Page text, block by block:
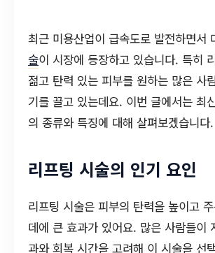
최근 미용산업이 급속도로 발전하면서
술이 시장에 등장하고 있습니다. 특히
젊고 탄력 있는 피부를 원하는 많은 사
기를 끌고 있는데요. 이번 글에서는 최
의 종류와 특징에 대해 살펴보겠습니다.
리프팅 시술의 인기 요인
리프팅 시술은 피부의 탄력을 높이고
데에 큰 효과가 있어요. 많은 사람들이
과와 회복 시간을 고려해 이 시술을 선